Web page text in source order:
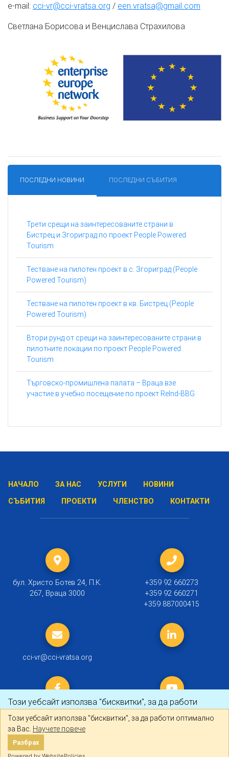
Този уебсайт използва "бисквитки", за да работи
оптимално за Вас.Научете повече
Разбрах
Този уебсайт използва "бисквитки", за да работи оптимално
за Вас. Научете повече
Разбрах
e-mail: cci-vr@cci-vratsa.org / een.vratsa@gmail.com
Светлана Борисова и Венцислава Страхилова
ПОСЛЕДНИ НОВИНИ ПОСЛЕДНИ СЪБИТИЯ
Трети срещи на заинтересованите страни в
Бистрец и Згориград по проект People Powered
Tourism
Тестване на пилотен проект в с. Згориград (People
Powered Tourism)
Тестване на пилотен проект в кв. Бистрец (People
Powered Tourism)
Втори рунд от срещи на заинтересованите страни в
пилотните локации по проект People Powered
Tourism
Търговско-промишлена палата – Враца взе
участие в учебно посещение по проект ReInd-BBG
НАЧАЛО ЗА НАС УСЛУГИ
НОВИНИ
СЪБИТИЯ
ПРОЕКТИ ЧЛЕНСТВО КОНТАКТИ
бул. Христо Ботев 24, П.К.
267, Враца 3000
+359 92 660273
+359 92 660271
+359 887000415
cci-vr@cci-vratsa.org
© 2019 ТПП Враца |Политика за личните данни